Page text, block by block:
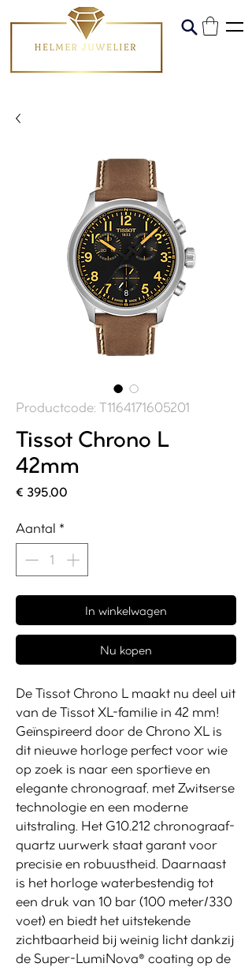
Productcode: T1164171605201
Tissot Chrono L
42mm
€ 395,00
Aantal *
In winkelwagen
Nu kopen
De Tissot Chrono L maakt nu deel uit
van de Tissot XL-familie in 42 mm!
Geïnspireerd door de Chrono XL is
dit nieuwe horloge perfect voor wie
op zoek is naar een sportieve en
elegante chronograaf, met Zwitserse
technologie en een moderne
uitstraling. Het G10.212 chronograaf-
quartz uurwerk staat garant voor
precisie en robuustheid. Daarnaast
is het horloge waterbestendig tot
een druk van 10 bar (100 meter/330
voet) en biedt het uitstekende
zichtbaarheid bij weinig licht dankzij
de Super-LumiNova® coating op de